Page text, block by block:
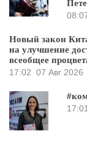
Новый закон
на улучшение
всеобщее
17:02 07 Авг 2026